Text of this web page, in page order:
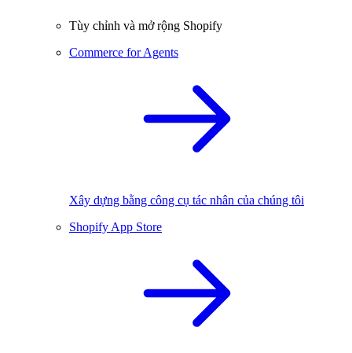
Tùy chỉnh và mở rộng Shopify
Commerce for Agents
Xây dựng bằng công cụ tác nhân của chúng tôi
Shopify App Store